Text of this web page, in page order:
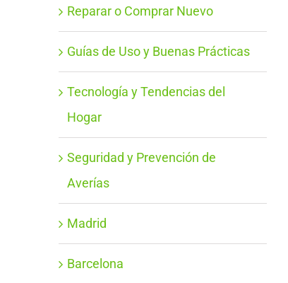
Reparar o Comprar Nuevo
Guías de Uso y Buenas Prácticas
Tecnología y Tendencias del
Hogar
Seguridad y Prevención de
Averías
Madrid
Barcelona